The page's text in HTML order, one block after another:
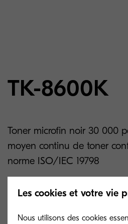
TK-8600K
Toner microfin noir 30 000
moyen continu de toner
norme ISO/IEC 19798
Related
Les cookies et votre vie
Nous utilisons des cookies